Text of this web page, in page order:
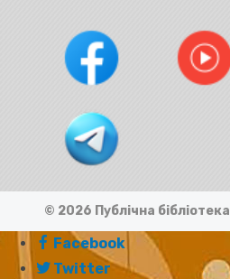
© 2026 Публічна
Facebook
Twitter